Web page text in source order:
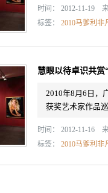
时间： 2012-11-19 来
标签： 2010马爹利非
慧眼以待卓识共赏
2010年8月6日，
获奖艺术家作品
时间： 2012-11-16 来
标签： 2010马爹利非